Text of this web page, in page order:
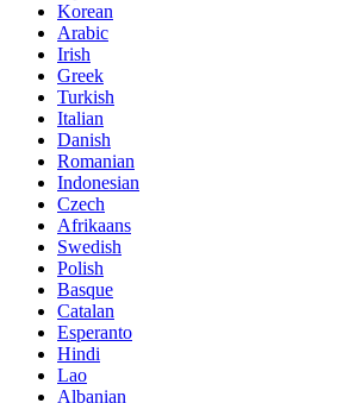
Korean
Arabic
Irish
Greek
Turkish
Italian
Danish
Romanian
Indonesian
Czech
Afrikaans
Swedish
Polish
Basque
Catalan
Esperanto
Hindi
Lao
Albanian